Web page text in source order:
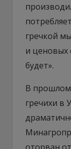
гречкой
и ценовых
будет».
В прошлом
гречихи в
оторван